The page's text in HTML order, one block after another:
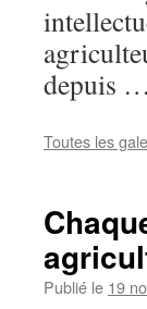
depuis …
Toutes les
Publié le 19